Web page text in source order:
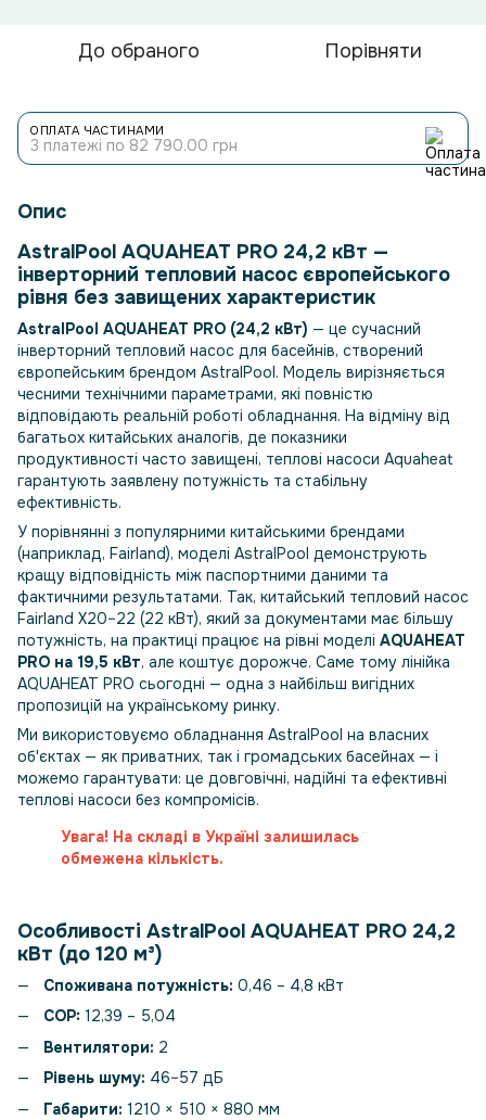
До обраного Порівняти
ОПЛАТА ЧАСТИНАМИ
3 платежі по 82 790.00 грн
Опис
AstralPool AQUAHEAT PRO 24,2 кВт —
інверторний тепловий насос європейського
рівня без завищених характеристик
AstralPool AQUAHEAT PRO (24,2 кВт) — це сучасний
інверторний тепловий насос для басейнів, створений
європейським брендом AstralPool. Модель вирізняється
чесними технічними параметрами, які повністю
відповідають реальній роботі обладнання. На відміну від
багатьох китайських аналогів, де показники
продуктивності часто завищені, теплові насоси Aquaheat
гарантують заявлену потужність та стабільну
ефективність.
У порівнянні з популярними китайськими брендами
(наприклад, Fairland), моделі AstralPool демонструють
кращу відповідність між паспортними даними та
фактичними результатами. Так, китайський тепловий насос
Fairland X20–22 (22 кВт), який за документами має більшу
потужність, на практиці працює на рівні моделі AQUAHEAT
PRO на 19,5 кВт, але коштує дорожче. Саме тому лінійка
AQUAHEAT PRO сьогодні — одна з найбільш вигідних
пропозицій на українському ринку.
Ми використовуємо обладнання AstralPool на власних
об'єктах — як приватних, так і громадських басейнах — і
можемо гарантувати: це довговічні, надійні та ефективні
теплові насоси без компромісів.
Увага! На складі в Україні залишилась
обмежена кількість.
Особливості AstralPool AQUAHEAT PRO 24,2
кВт (до 120 м³)
Споживана потужність: 0,46 – 4,8 кВт
COP: 12,39 – 5,04
Вентилятори: 2
Рівень шуму: 46–57 дБ
Габарити: 1210 × 510 × 880 мм